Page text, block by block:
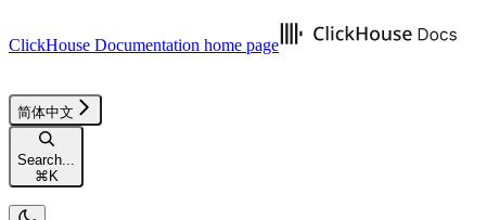
ClickHouse Documentation home page
简体中文
Search...
⌘K